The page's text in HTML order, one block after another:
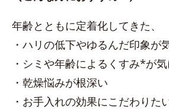
年齢とともに定着化してきた、
・ハリの低下やゆるんだ印象が
・シミや年齢によるくすみ*が
・乾燥悩みが根深い
・お手入れの効果にこだわりた